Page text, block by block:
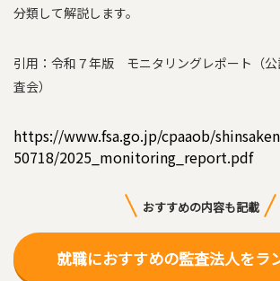
分類して解説します。
引用：令和７年版 モニタリングレポート（
査会）
https://www.fsa.go.jp/cpaaob/
50718/2025_monitoring_report.pdf
おすすめの内容も記載
就職におすすめの監査法人をラ